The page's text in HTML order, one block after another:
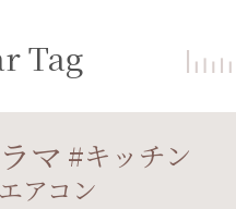
Tag
マ キッチン
エアコン